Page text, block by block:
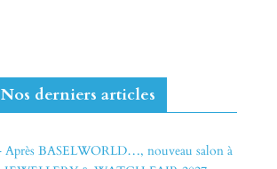
Nos derniers articles